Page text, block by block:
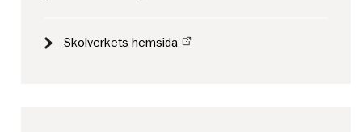
Skolverkets hemsida